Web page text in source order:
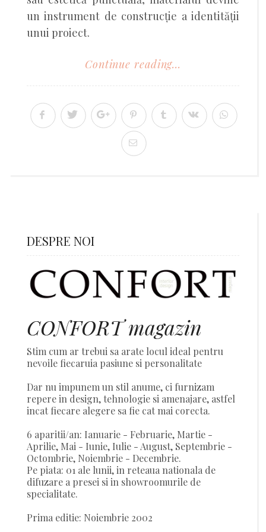
un instrument de construcție a identității
unui proiect.
Continue reading...
DESPRE NOI
CONFORT magazin
Stim cum ar trebui sa arate locul ideal pentru
nevoile fiecaruia pasiune si personalitate
Dar nu impunem un stil anume, ci furnizam
repere in design, tehnologie si amenajare, astfel
incat fiecare alegere sa fie cat mai corecta.
6 aparitii/an: Ianuarie - Februarie, Martie -
Aprilie, Mai - Iunie, Iulie - August, Septembrie -
Octombrie, Noiembrie - Decembrie.
Pe piata: 01 ale lunii, in reteaua nationala de
difuzare a presei si in showroomurile de
specialitate.
Prima editie: Noiembrie 2002